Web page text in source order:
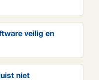
veilig en
niet